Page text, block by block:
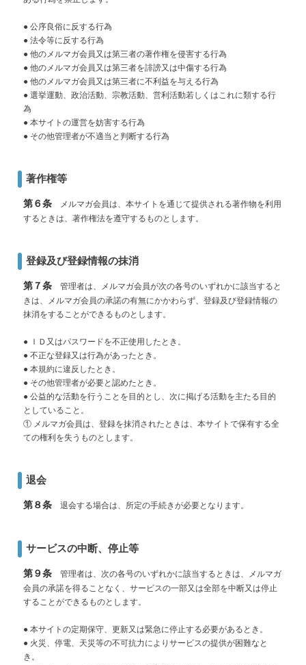
● 公序良俗に反する行為
● 法令等に反する行為
● 他のメルマガ会員又は第三者の著作権を侵害する行為
● 他のメルマガ会員又は第三者を誹謗又は中傷する行為
● 他のメルマガ会員又は第三者に不利益を与える行為
● 選挙運動、政治活動、宗教活動、営利活動若しくはこれに類する行
為
● 本サイトの運営を妨害する行為
● その他管理者が不適当と判断する行為
著作権等
第６条メルマガ会員は、本サイトを通じて提供される著作物を利用
するときは、著作権法を遵守するものとします。
登録及び登録情報の抹消
第７条管理者は、メルマガ会員が次の各号のいずれかに該当すると
きは、メルマガ会員の承諾の有無にかかわらず、登録及び登録情報の
抹消をすることができるものとします。
● ＩＤ又はパスワードを不正使用したとき。
● 不正な登録又は行為があったとき。
● 本規約に違反したとき。
● その他管理者が必要と認めたとき。
● 公益的な活動を行うことを目的とし、次に掲げる活動を主たる目的
としていること。
① メルマガ会員は、登録を抹消されたときは、本サイトで保有する全
ての権利を失うものとします。
退会
第８条退会する場合は、所定の手続きが必要となります。
サービスの中断、停止等
第９条管理者は、次の各号のいずれかに該当するときは、メルマガ
会員の承諾を得ることなく、サービスの一部又は全部を中断又は停止
することができるものとします。
● 本サイトの定期保守、更新又は緊急に停止する必要があるとき。
● 火災、停電、天災等の不可抗力によりサービスの提供が困難なと
き。